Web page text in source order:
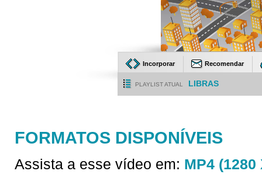
Incorporar Recomendar
PLAYLIST ATUAL LIBRAS
FORMATOS DISPONÍVEIS
Assista a esse vídeo em: MP4 (1280